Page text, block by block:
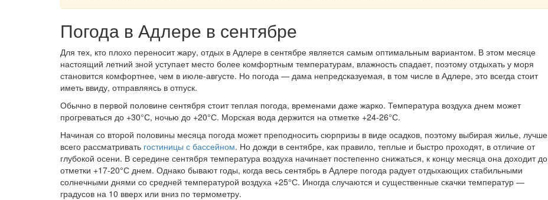
Погода в Адлере в сентябре
Для тех, кто плохо переносит жару, отдых в Адлере в сентябре является самым оптимальным вариантом. В этом месяце
настоящий летний зной уступает место более комфортным температурам, влажность спадает, поэтому отдыхать у моря
становится комфортнее, чем в июле-августе. Но погода — дама непредсказуемая, в том числе в Адлере, это всегда стоит
иметь ввиду, отправляясь в отпуск.
Обычно в первой половине сентября стоит теплая погода, временами даже жарко. Температура воздуха днем может
прогреваться до +30°С, ночью до +20°С. Морская вода держится на отметке +24-26°С.
Начиная со второй половины месяца погода может преподносить сюрпризы в виде осадков, поэтому выбирая жилье, лучше
всего рассматривать гостиницы с бассейном. Но дожди в сентябре, как правило, теплые и быстро проходят, в отличие от
глубокой осени. В середине сентября температура воздуха начинает постепенно снижаться, к концу месяца она доходит до
отметки +17-20°С днем. Однако бывают годы, когда весь сентябрь в Адлере погода радует отдыхающих стабильными
солнечными днями со средней температурой воздуха +25°С. Иногда случаются и существенные скачки температур —
градусов на 10 вверх или вниз по термометру.